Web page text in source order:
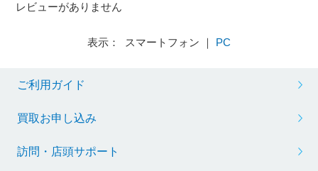
レビューがありません
表示： スマートフォン ｜ PC
ご利用ガイド
買取お申し込み
訪問・店頭サポート